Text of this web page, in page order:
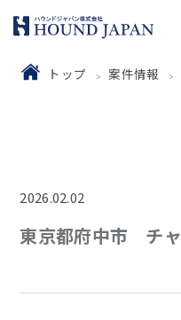
トップ 案件情報
2026.02.02
東京都府中市 チ